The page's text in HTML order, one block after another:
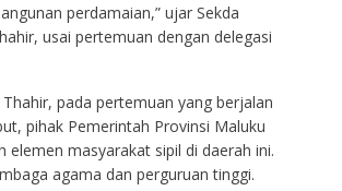
perdamaian,” ujar Sekda
usai pertemuan dengan delegasi
pada pertemuan yang berjalan
pihak Pemerintah Provinsi Maluku
elemen masyarakat sipil di daerah ini.
agama dan perguruan tinggi.